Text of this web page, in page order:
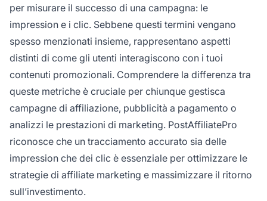
per misurare il successo di una campagna: le
impression e i clic. Sebbene questi termini vengano
spesso menzionati insieme, rappresentano aspetti
distinti di come gli utenti interagiscono con i tuoi
contenuti promozionali. Comprendere la differenza tra
queste metriche è cruciale per chiunque gestisca
campagne di affiliazione, pubblicità a pagamento o
analizzi le prestazioni di marketing. PostAffiliatePro
riconosce che un tracciamento accurato sia delle
impression che dei clic è essenziale per ottimizzare le
strategie di affiliate marketing e massimizzare il ritorno
sull’investimento.